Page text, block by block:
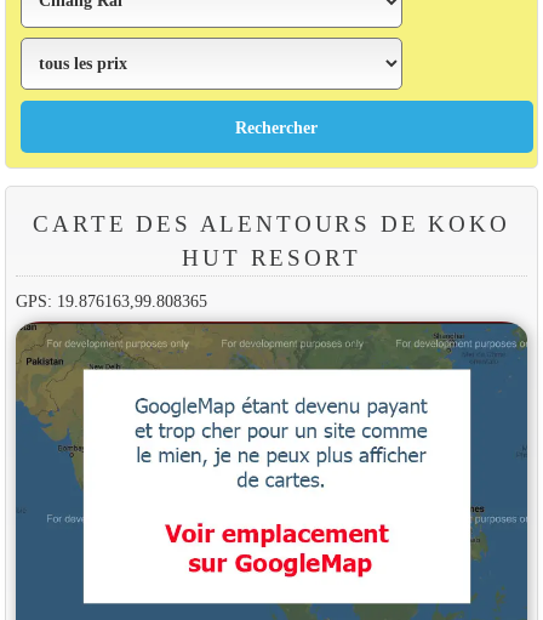
CARTE DES ALENTOURS DE KOKO
HUT RESORT
GPS: 19.876163,99.808365